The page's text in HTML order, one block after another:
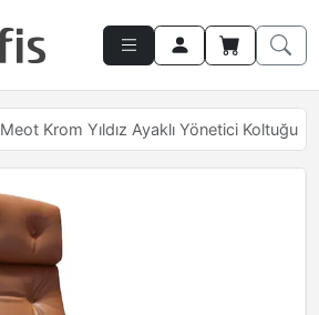
Meot Krom Yıldız Ayaklı Yönetici Koltuğu